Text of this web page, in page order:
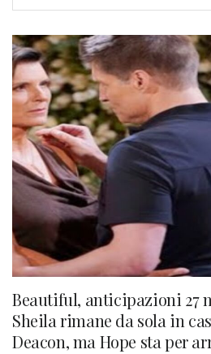
Beautiful, anticipazioni 27
Sheila rimane da sola in
Deacon, ma Hope sta per